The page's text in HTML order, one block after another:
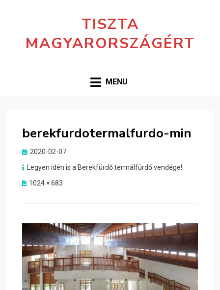
TISZTA
MAGYARORSZÁGÉRT
MENU
berekfurdotermalfurdo-min
Posted
2020-02-07
Legyen idén is a Berekfürdő termálfürdő vendége!
1024 × 683